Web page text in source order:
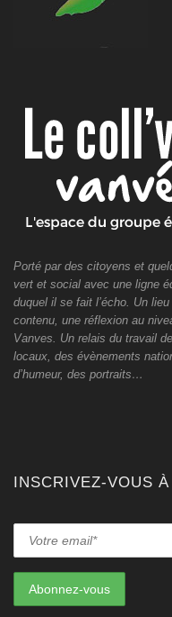
Porté par des citoyens et
vert et social avec une ligne
duquel il se fait l’écho. Un
contenu, une réflexion au
Vanves. Un relais du travail
locaux, des évènements
d’humeur, des portraits…
INSCRIVEZ-VOUS